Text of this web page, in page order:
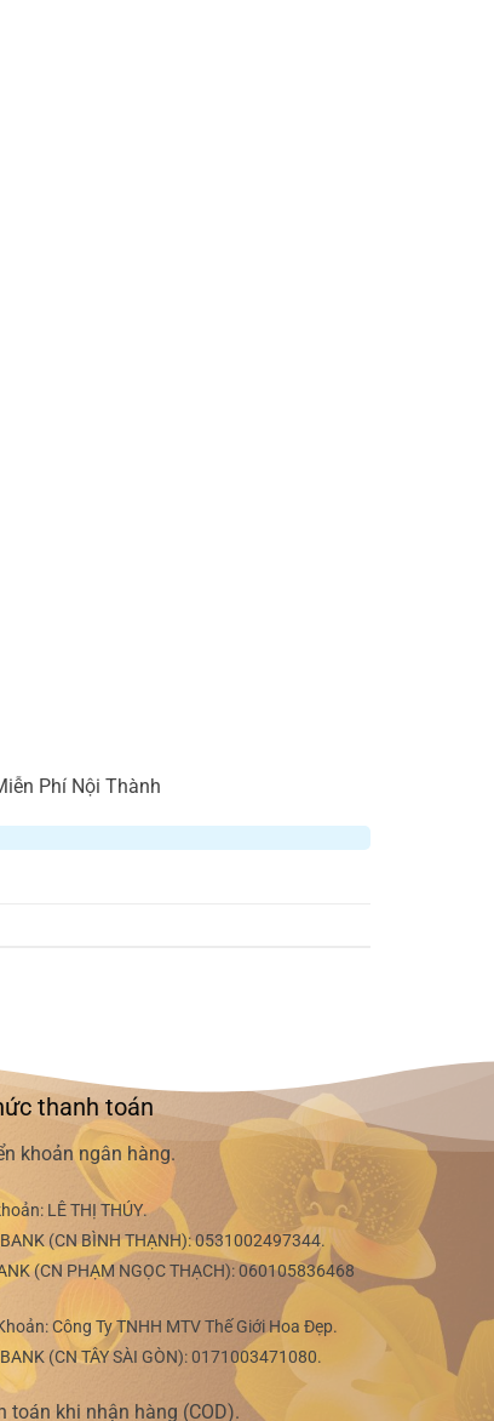
Phí Nội Thành
thanh toán
khoản ngân hàng.
LÊ THỊ THÚY.
(CN BÌNH THẠNH):0531002497344.
(CN PHẠM NGỌC THẠCH):060105836468
Công Ty TNHH MTV Thế Giới Hoa Đẹp.
(CN TÂY SÀI GÒN):0171003471080.
toán khi nhận hàng (COD).